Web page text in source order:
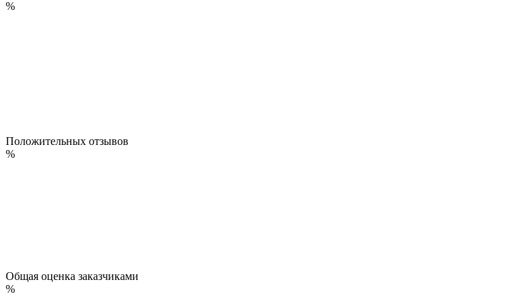
%
Положительных отзывов
%
Общая оценка заказчиками
%